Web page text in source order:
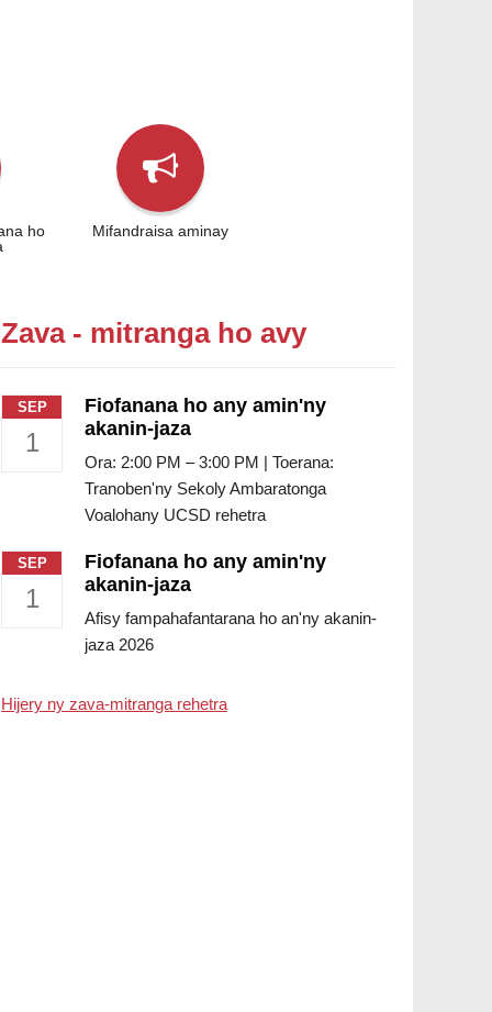
ho
Mifandraisa aminay
Zava - mitranga ho avy
SEP
1
Fiofanana ho any amin'ny
akanin-jaza
Ora: 2:00 PM – 3:00 PM | Toerana:
Tranoben'ny Sekoly Ambaratonga
Voalohany UCSD rehetra
SEP
1
Fiofanana ho any amin'ny
akanin-jaza
​Afisy fampahafantarana ho an'ny akanin-
jaza 2026​
Hijery ny zava-mitranga rehetra